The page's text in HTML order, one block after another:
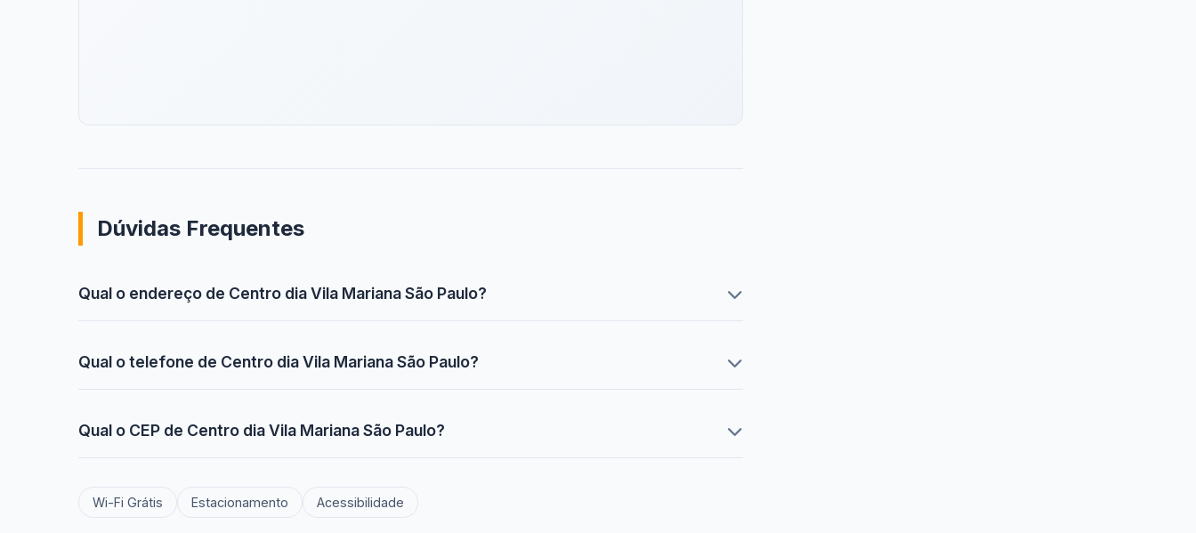
Dúvidas Frequentes
Qual o endereço de Centro dia Vila Mariana São Paulo?
Qual o telefone de Centro dia Vila Mariana São Paulo?
Qual o CEP de Centro dia Vila Mariana São Paulo?
Wi-Fi Grátis Estacionamento Acessibilidade